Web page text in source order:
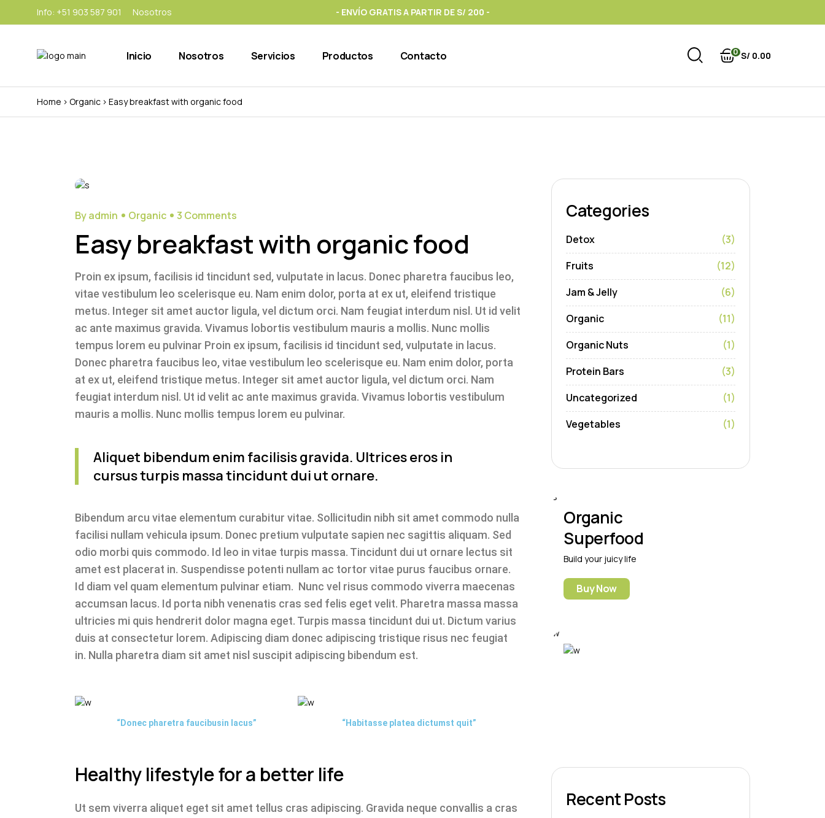
Info: +51 903 587 901 Nosotros - ENVÍO GRATIS A PARTIR DE S/ 200 -
Inicio Nosotros Servicios Productos Contacto 0 S/ 0 00
Home Organic Easy breakfast with organic food
By admin Organic 3 Comments
Easy breakfast with organic food
Proin ex ipsum, facilisis id tincidunt sed, vulputate in lacus. Donec pharetra faucibus leo,
vitae vestibulum leo scelerisque eu. Nam enim dolor, porta at ex ut, eleifend tristique
metus. Integer sit amet auctor ligula, vel dictum orci. Nam feugiat interdum nisl. Ut id velit
ac ante maximus gravida. Vivamus lobortis vestibulum mauris a mollis. Nunc mollis
tempus lorem eu pulvinar Proin ex ipsum, facilisis id tincidunt sed, vulputate in lacus.
Donec pharetra faucibus leo, vitae vestibulum leo scelerisque eu. Nam enim dolor, porta
at ex ut, eleifend tristique metus. Integer sit amet auctor ligula, vel dictum orci. Nam
feugiat interdum nisl. Ut id velit ac ante maximus gravida. Vivamus lobortis vestibulum
mauris a mollis. Nunc mollis tempus lorem eu pulvinar.
Aliquet bibendum enim facilisis gravida. Ultrices eros in
cursus turpis massa tincidunt dui ut ornare.
Bibendum arcu vitae elementum curabitur vitae. Sollicitudin nibh sit amet commodo nulla
facilisi nullam vehicula ipsum. Donec pretium vulputate sapien nec sagittis aliquam. Sed
odio morbi quis commodo. Id leo in vitae turpis massa. Tincidunt dui ut ornare lectus sit
amet est placerat in. Suspendisse potenti nullam ac tortor vitae purus faucibus ornare.
Id diam vel quam elementum pulvinar etiam. Nunc vel risus commodo viverra maecenas
accumsan lacus. Id porta nibh venenatis cras sed felis eget velit. Pharetra massa massa
ultricies mi quis hendrerit dolor magna eget. Turpis massa tincidunt dui ut. Dictum varius
duis at consectetur lorem. Adipiscing diam donec adipiscing tristique risus nec feugiat
in. Nulla pharetra diam sit amet nisl suscipit adipiscing bibendum est.
“Donec pharetra faucibusin lacus” “Habitasse platea dictumst quit”
Healthy lifestyle for a better life
Ut sem viverra aliquet eget sit amet tellus cras adipiscing. Gravida neque convallis a cras
Categories
Detox
(3)
Fruits
(12)
Jam & Jelly
(6)
Organic
(11)
Organic Nuts
(1)
Protein Bars
(3)
Uncategorized
(1)
Vegetables
(1)
Organic
Superfood
Build your juicy life
Buy Now
Recent Posts